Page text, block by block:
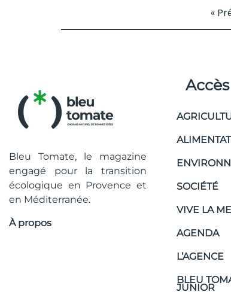
«
Bleu Tomate, le magazine
engagé pour la transition
écologique en Provence et
en Méditerranée.
À propos
SOCIÉTÉ
VIVE LA
AGENDA
L’AGENCE
BLEU
JUNIOR